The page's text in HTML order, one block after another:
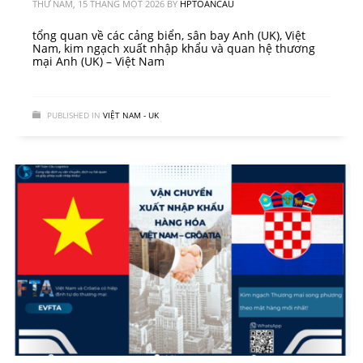
THỨ NĂM, 15 THÁNG MỘT 2026 BY HPTOANCAU
tổng quan về các cảng biển, sân bay Anh (UK), Việt
Nam, kim ngạch xuất nhập khẩu và quan hệ thương
mại Anh (UK) – Việt Nam
PUBLISHED IN VIỆT NAM - UK